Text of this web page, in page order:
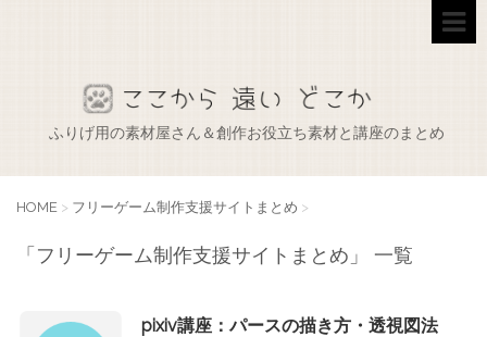
ふりげ用の素材屋さん＆創作お役立ち素材と講座のまとめ
HOME > フリーゲーム制作支援サイトまとめ >
「フリーゲーム制作支援サイトまとめ」 一覧
pixiv講座：パースの描き方・透視図法